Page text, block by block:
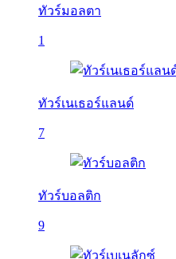
ทัวร์มอลตา
1
ทัวร์เนเธอร์แลนด์
7
ทัวร์บอลติก
9